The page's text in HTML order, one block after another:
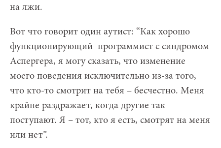
на лжи.
Вот что говорит один аутист: “Как хорошо
функционирующий программист с синдромом
Аспергера, я могу сказать, что изменение
моего поведения исключительно из-за того,
что кто-то смотрит на тебя – бесчестно. Меня
крайне раздражает, когда другие так
поступают. Я – тот, кто я есть, смотрят на меня
или нет”.